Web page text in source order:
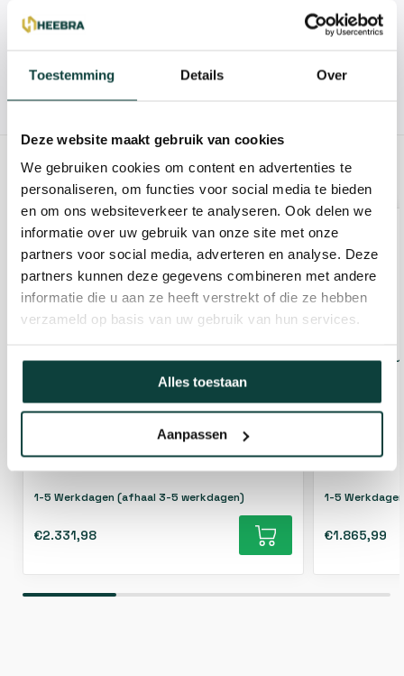
Toestemming Details Over
Deze website maakt gebruik van cookies
We gebruiken cookies om content en advertenties te
personaliseren, om functies voor social media te bieden
en om ons websiteverkeer te analyseren. Ook delen we
informatie over uw gebruik van onze site met onze
partners voor social media, adverteren en analyse. Deze
partners kunnen deze gegevens combineren met andere
informatie die u aan ze heeft verstrekt of die ze hebben
verzameld op basis van uw gebruik van hun services.
Alles toestaan
Aanpassen
GERELATEERDE PRODUCTEN
Glazen schuifpanelen 6300x2240mm
1-5 Werkdagen (afhaal 3-5 werkdagen)
€2.331,98
Glazen
1-5
€1.865,99